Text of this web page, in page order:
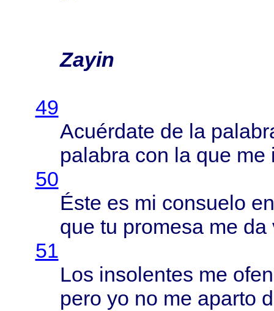
Zayin
49
Acuérdate de la
palabracon la que me
50
Éste es mi consuelo
que tu promesame da
51
Los insolentes me
pero yo no me aparto